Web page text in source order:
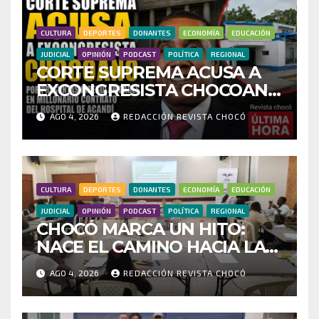
CULTURA DEPORTES DONANTES ECONOMÍA EDUCACIÓN
JUDICIAL OPINIÓN PODCAST POLÍTICA REGIONAL
CORTE SUPREMA ACUSA A
EXCONGRESISTA CHOCOANO
POR PRESUNTAS
IRREGULARIDADES EN
MILLONARIO CONTRATO
DEL HOSPITAL DE ACANDÍ
AGO 4, 2026 REDACCIÓN REVISTA CHOCÓ
CULTURA DEPORTES DONANTES ECONOMÍA EDUCACIÓN
JUDICIAL OPINIÓN PODCAST POLÍTICA REGIONAL
CHOCÓ MARCA UN HITO:
NACE EL CAMINO HACIA LA
RED DEPARTAMENTAL DE
BUSCADORES POR LA
VERDAD Y LA ESPERANZA
AGO 4, 2026 REDACCIÓN REVISTA CHOCÓ